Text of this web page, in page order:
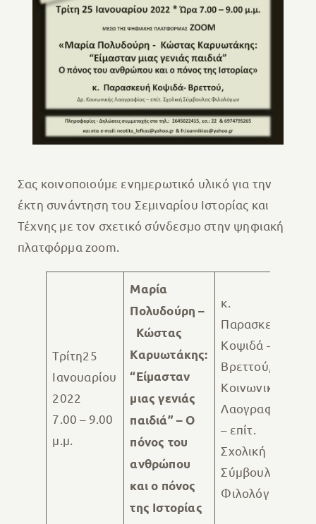
Σας κοινοποιούμε ενημερωτικό υλικό για την
έκτη συνάντηση του Σεμιναρίου Ιστορίας και
Τέχνης με τον σχετικό σύνδεσμο στην ψηφιακή
πλατφόρμα zoom.
Τρίτη25
Ιανουαρίου
2022
7.00 – 9.00
μ.μ.
Μαρία
Πολυδούρη –
Κώστας
Καρυωτάκης:
“Είμασταν
μιας γενιάς
παιδιά” – Ο
πόνος του
ανθρώπου
και ο πόνος
της Ιστορίας
κ.
Παρασκευή
Κοψιδά –
Βρεττού, Δρ.
Κοινωνικής
Λαογραφίας
– επίτ.
Σχολική
Σύμβουλος
Φιλολόγων